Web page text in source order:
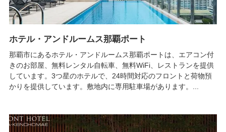
ホテル・アンドルームス那覇ポート
那覇市にあるホテル・アンドルームス那覇ポートは、エアコン付
きのお部屋、無料レンタル自転車、無料WiFi、レストランを提供
しています。3つ星のホテルで、24時間対応のフロントと荷物預
かりを提供しています。敷地内に専用駐車場があります。...